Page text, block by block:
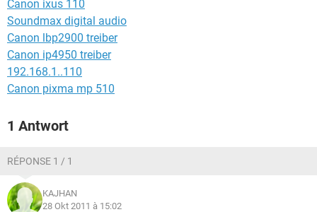
Canon ixus 110
Soundmax digital audio
Canon lbp2900 treiber
Canon ip4950 treiber
192.168.1..110
Canon pixma mp 510
1 Antwort
RÉPONSE 1 / 1
KAJHAN
28 Okt 2011 à 15:02